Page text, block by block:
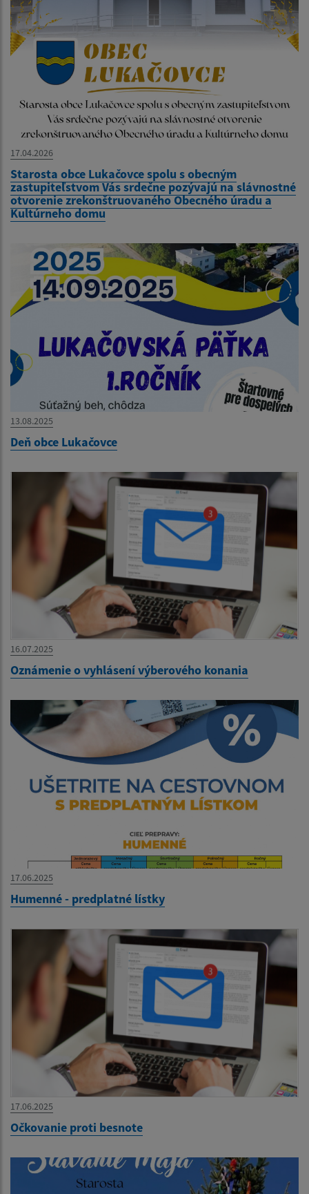
17.04.2026
Starosta obce Lukačovce spolu s obecným
zastupiteľstvom Vás srdečne pozývajú na slávnostné
otvorenie zrekonštruovaného Obecného úradu a
Kultúrneho domu
13.08.2025
Deň obce Lukačovce
16.07.2025
Oznámenie o vyhlásení výberového konania
17.06.2025
Humenné - predplatné lístky
17.06.2025
Očkovanie proti besnote